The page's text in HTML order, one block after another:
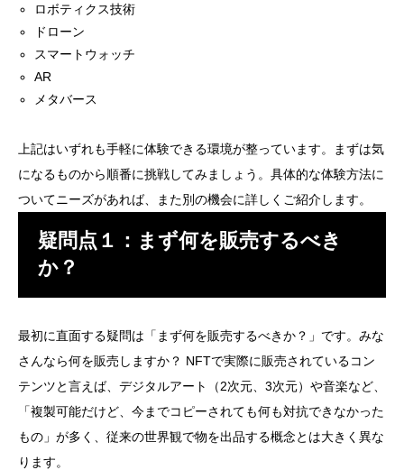
ロボティクス技術
ドローン
スマートウォッチ
AR
メタバース
上記はいずれも手軽に体験できる環境が整っています。まずは気
になるものから順番に挑戦してみましょう。具体的な体験方法に
ついてニーズがあれば、また別の機会に詳しくご紹介します。
疑問点１：まず何を販売するべき
か？
最初に直面する疑問は「まず何を販売するべきか？」です。みな
さんなら何を販売しますか？ NFTで実際に販売されているコン
テンツと言えば、デジタルアート（2次元、3次元）や音楽など、
「複製可能だけど、今までコピーされても何も対抗できなかった
もの」が多く、従来の世界観で物を出品する概念とは大きく異な
ります。